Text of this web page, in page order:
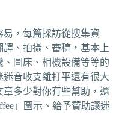
，每篇採訪從搜集資
、拍攝、審稿，基本上
圖床、相機設備等等的
音收支離打平還有很大
多少對你有些幫助，還
」圖示、給予贊助讓迷